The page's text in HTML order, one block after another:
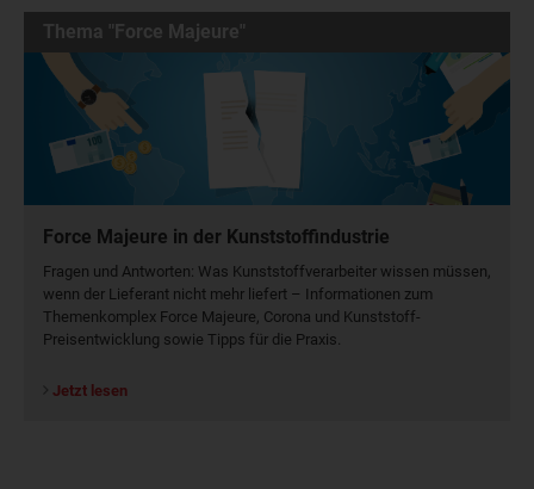
Thema "Force Majeure"
Force Majeure in der Kunststoffindustrie
Fragen und Antworten: Was Kunst­stoff­verarbeiter wissen müssen,
wenn der Lieferant nicht mehr liefert – Informationen zum
Themenkomplex Force Majeure, Corona und Kunststoff-
Preisentwicklung sowie Tipps für die Praxis.
Jetzt lesen